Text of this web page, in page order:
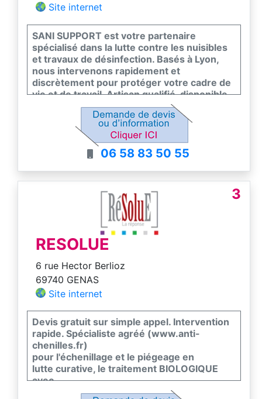
Site internet
SANI SUPPORT est votre partenaire
spécialisé dans la lutte contre les nuisibles
et travaux de désinfection. Basés à Lyon,
nous intervenons rapidement et
discrètement pour protéger votre cadre de
vie et de travail. Artisan qualifié, disponible
24h/24, nous vous garantissons des
solutions efficaces et adaptées à vos
besoins de dératisation, désinsectisation et
désinfection.
06 58 83 50 55
3
RESOLUE
6 rue Hector Berlioz
69740 GENAS
Site internet
Devis gratuit sur simple appel. Intervention
rapide. Spécialiste agréé (www.anti-
chenilles.fr)
pour l'échenillage et le piégeage en
lutte curative, le traitement BIOLOGIQUE
avec
résultat garanti en lutte préventive.